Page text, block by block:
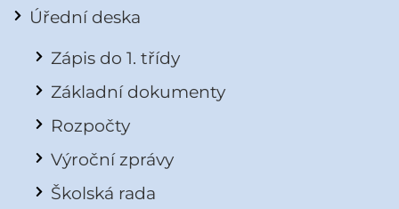
Úřední deska
Zápis do 1. třídy
Základní dokumenty
Rozpočty
Výroční zprávy
Školská rada